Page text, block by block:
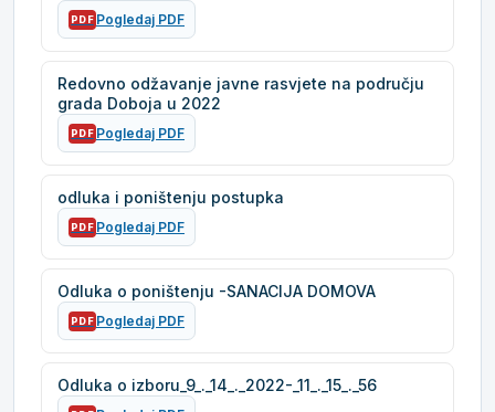
PDF Pogledaj PDF
Redovno odžavanje javne rasvjete na području
grada Doboja u 2022
PDF Pogledaj PDF
odluka i poništenju postupka
PDF Pogledaj PDF
Odluka o poništenju -SANACIJA DOMOVA
PDF Pogledaj PDF
Odluka o izboru_9_._14_._2022-_11_._15_._56